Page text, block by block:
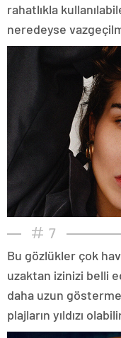
rahatlıkla
neredeyse
7
Bu gözlükler çok
uzaktan izinizi belli
daha uzun
plajların yıldızı